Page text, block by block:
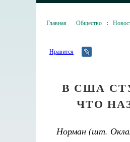
Главная Общество :
Нравится
В США
ЧТО
Норман (шт.